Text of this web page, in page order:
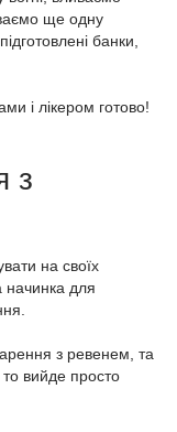
ще одну
банки,
і лікером готово!
з
на своїх
начинка для
з ревенем, та
вийде просто